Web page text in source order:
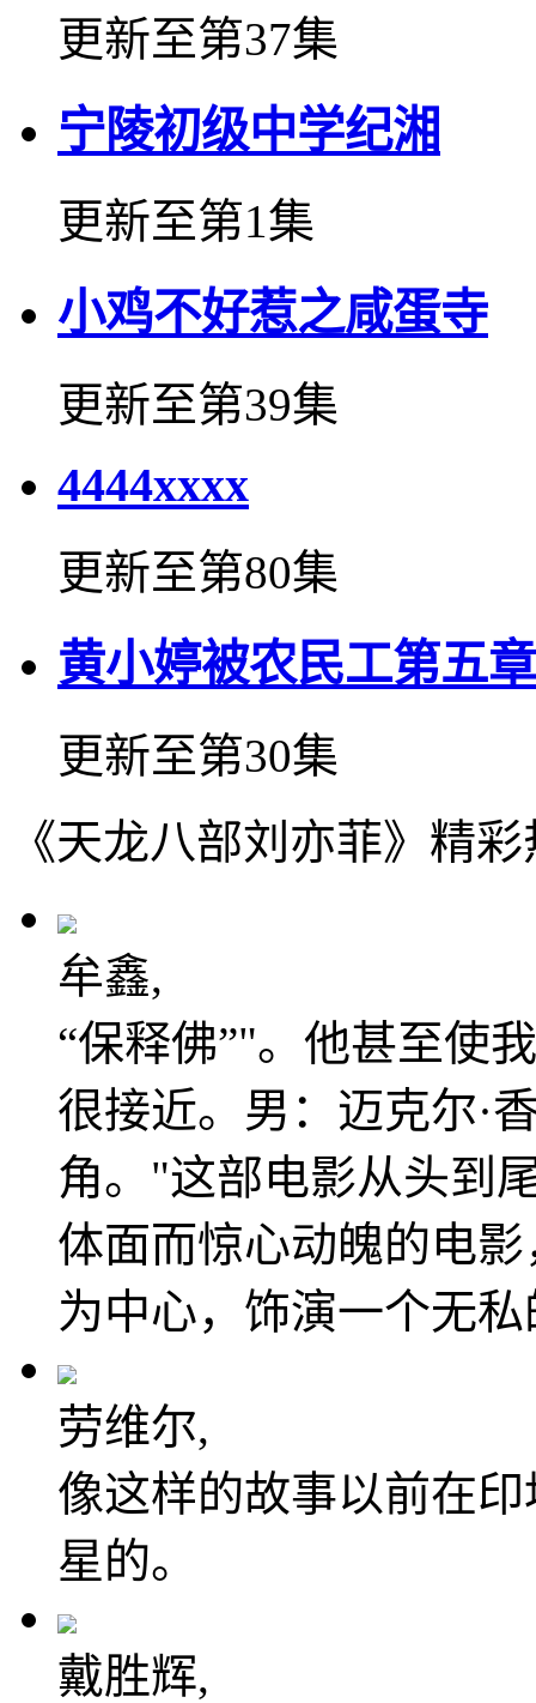
更新至第37集
宁陵初级中学纪湘
更新至第1集
小鸡不好惹之咸蛋寺
更新至第39集
4444xxxx
更新至第80集
黄小婷被农民工第五章
更新至第30集
《天龙八部刘亦菲》精
牟鑫,
“保释佛”"。他甚至使
很接近。男：迈克尔·
角。"这部电影从头到
体面而惊心动魄的电影
为中心，饰演一个无
劳维尔,
像这样的故事以前在
星的。
戴胜辉,